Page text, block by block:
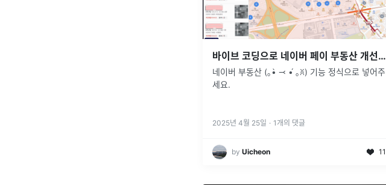
바이브 코딩으로 네이버 페이 부동산 개선하기
네이버 부동산 (｡•̀ ⤙ •́ ｡ꐦ) 기능 정식으로 넣어주
세요.
2025년 4월 25일 · 1 개의 댓글
by Uicheon 11